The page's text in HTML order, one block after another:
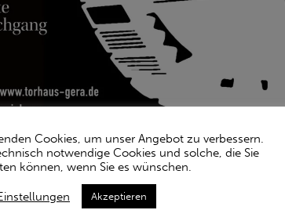
Cookies, um unser Angebot zu verbessern.
notwendige Cookies und solche, die Sie
können, wenn Sie es wünschen.
Akzeptieren